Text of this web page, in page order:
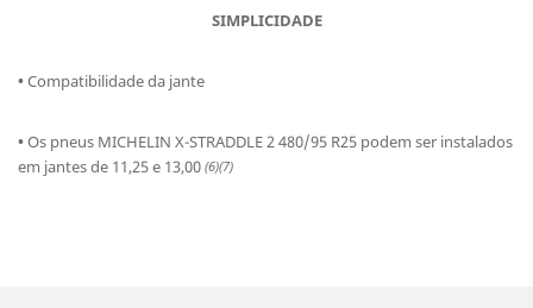
SIMPLICIDADE
•Compatibilidade da jante
•Os pneus MICHELIN X-STRADDLE 2 480/95 R25 podem ser instalados
em jantes de 11,25 e 13,00 (6)(7)